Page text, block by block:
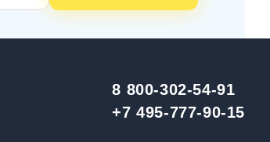
8 800-302-54-91
+7 495-777-90-15